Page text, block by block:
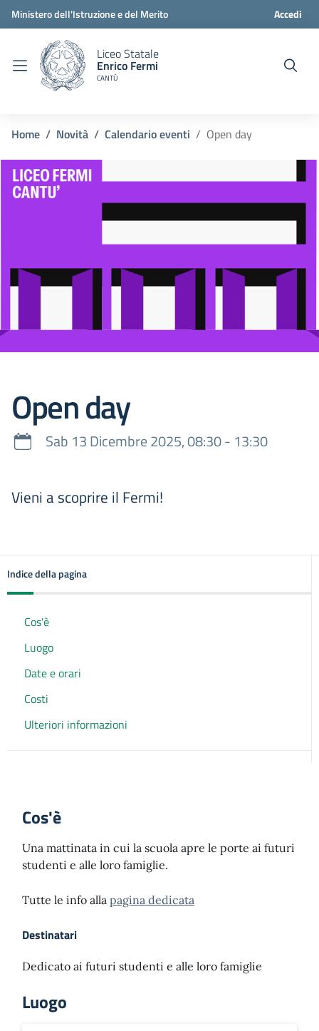
Ministero dell'Istruzione e del Merito Accedi
Liceo Statale
Enrico Fermi
CANTÙ
Home Novità Calendario eventi Open day
Open day
Sab 13 Dicembre 2025, 08:30 - 13:30
Vieni a scoprire il Fermi!
Indice della pagina
Cos'è
Luogo
Date e orari
Costi
Ulteriori informazioni
Cos'è
Una mattinata in cui la scuola apre le porte ai futuri
studenti e alle loro famiglie.
Tutte le info alla pagina dedicata
Destinatari
Dedicato ai futuri studenti e alle loro famiglie
Luogo